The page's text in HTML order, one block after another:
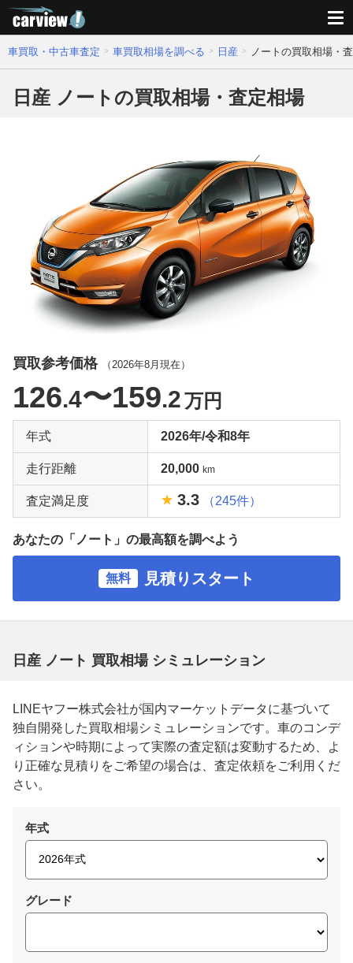
車買取・中古車査定 車買取相場を調べる 日産 ノートの買取相場・
日産 ノートの買取相場・査定相場
買取参考価格 （ 2026年8月 現在）
126.4〜159.2万円
年式 2026年/令和8年
走行距離 20,000 km
査定満足度 3.3 （245件）
あなたの「ノート」の最高額を調べよう
無料 見積りスタート
日産 ノート 買取相場 シミュレーション
LINEヤフー株式会社が国内マーケットデータに基づいて
独自開発した買取相場シミュレーションです。車のコンデ
ィションや時期によって実際の査定額は変動するため、よ
り正確な見積りをご希望の場合は、査定依頼をご利用くだ
さい。
年式
グレード